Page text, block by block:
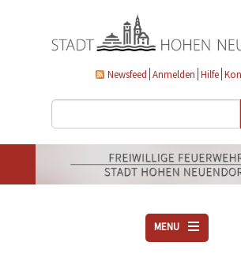
Newsfeed Anmelden Hilfe
MENU